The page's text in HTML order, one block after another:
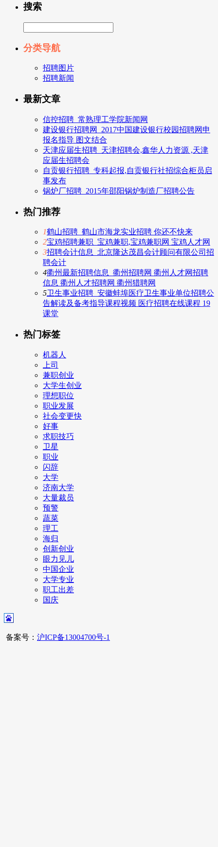
搜索
分类导航
招聘图片
招聘新闻
最新文章
信控招聘_常熟理工学院新闻网
建设银行招聘网_2017中国建设银行校园招聘网申
报名指导 图文结合
天津应届生招聘_天津招聘会,鑫华人力资源 ,天津
应届生招聘会
自贡银行招聘_专科起报,自贡银行社招综合柜员启
事发布
锅炉厂招聘_2015年邵阳锅炉制造厂招聘公告
热门推荐
1鹤山招聘_鹤山市海龙实业招聘 你还不快来
2宝鸡招聘兼职_宝鸡兼职,宝鸡兼职网 宝鸡人才网
3招聘会计信息_北京隆达茂昌会计顾问有限公司招
聘会计
4衢州最新招聘信息_衢州招聘网 衢州人才网招聘
信息 衢州人才招聘网 衢州猎聘网
5卫生事业招聘_安徽蚌埠医疗卫生事业单位招聘公
告解读及备考指导课程视频 医疗招聘在线课程 19
课堂
热门标签
机器人
上司
兼职创业
大学生创业
理想职位
职业发展
社会变更快
好事
求职技巧
卫星
职业
闪辞
大学
济南大学
大量裁员
预警
蔬菜
理工
海归
创新创业
眼力见儿
中国企业
大学专业
职工出差
国庆
备案号： 沪ICP备13004700号-1